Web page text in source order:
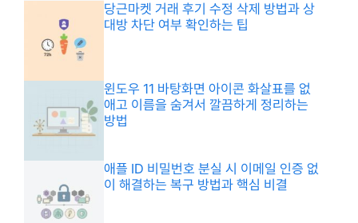
당근마켓 거래 후기 수정 삭제 방법과 상
대방 차단 여부 확인하는 팁
윈도우 11 바탕화면 아이콘 화살표를 없
애고 이름을 숨겨서 깔끔하게 정리하는
방법
애플 ID 비밀번호 분실 시 이메일 인증 없
이 해결하는 복구 방법과 핵심 비결